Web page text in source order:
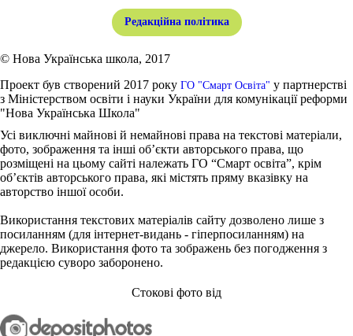
Редакційна політика
© Нова Українська школа, 2017
Проект був створений 2017 року ГО "Смарт Освіта" у партнерстві
з Міністерством освіти і науки України для комунікації реформи
"Нова Українська Школа"
Усі виключні майнові й немайнові права на текстові матеріали,
фото, зображення та інші об’єкти авторського права, що
розміщені на цьому сайті належать ГО “Смарт освіта”, крім
об’єктів авторського права, які містять пряму вказівку на
авторство іншої особи.
Використання текстових матеріалів сайту дозволено лише з
посиланням (для інтернет-видань - гіперпосиланням) на
джерело. Використання фото та зображень без погодження з
редакцією суворо заборонено.
Стокові фото від